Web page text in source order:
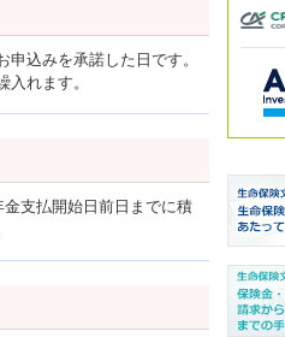
込みを承諾した日です。
れます。
支払開始日前日までに積